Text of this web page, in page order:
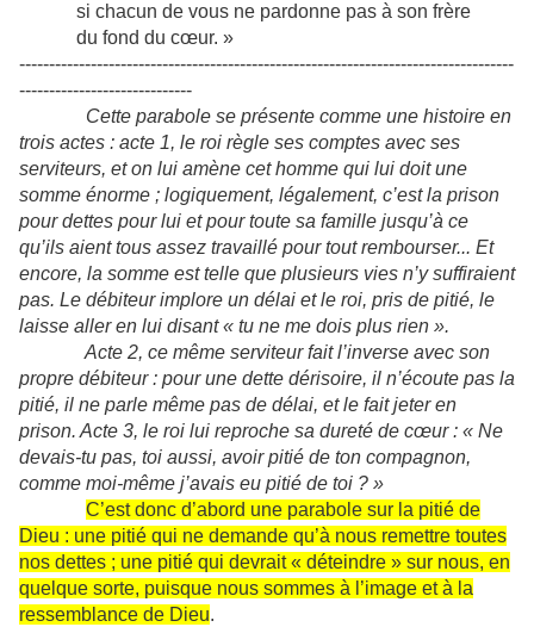
si chacun de vous ne pardonne pas à son frère
du fond du cœur. »
-----------------------------------------------------------------------------------
-----------------------------
Cette parabole se présente comme une histoire en
trois actes : acte 1, le roi règle ses comptes avec ses
serviteurs, et on lui amène cet homme qui lui doit une
somme énorme ; logiquement, légalement, c’est la prison
pour dettes pour lui et pour toute sa famille jusqu’à ce
qu’ils aient tous assez travaillé pour tout rembourser... Et
encore, la somme est telle que plusieurs vies n’y suffiraient
pas. Le débiteur implore un délai et le roi, pris de pitié, le
laisse aller en lui disant « tu ne me dois plus rien ».
Acte 2, ce même serviteur fait l’inverse avec son
propre débiteur : pour une dette dérisoire, il n’écoute pas la
pitié, il ne parle même pas de délai, et le fait jeter en
prison. Acte 3, le roi lui reproche sa dureté de cœur : « Ne
devais-tu pas, toi aussi, avoir pitié de ton compagnon,
comme moi-même j’avais eu pitié de toi ? »
C’est donc d’abord une parabole sur la pitié de
Dieu : une pitié qui ne demande qu’à nous remettre toutes
nos dettes ; une pitié qui devrait « déteindre » sur nous, en
quelque sorte, puisque nous sommes à l’image et à la
ressemblance de Dieu.